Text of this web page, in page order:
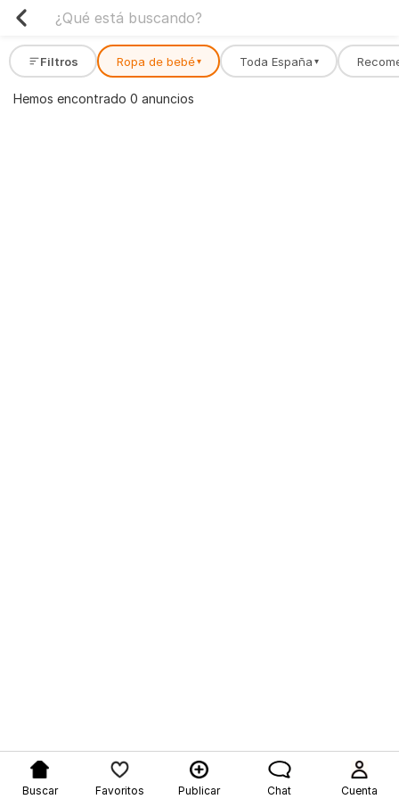
Filtros Ropa de bebé ▾ Toda España ▾
Hemos encontrado 0 anuncios
Buscar Favoritos Publicar Chat Cuenta